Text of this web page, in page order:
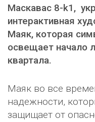
Маскавас 8-k1,
интерактивная
Маяк, которая
освещает начало
квартала.
Маяк во все
надежности,
защищает от